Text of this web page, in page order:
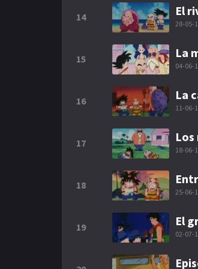
14 El
28-05-
15 La
04-06-
16 La
11-06-
17
18-06-
18
25-06-
19 El
02-07-